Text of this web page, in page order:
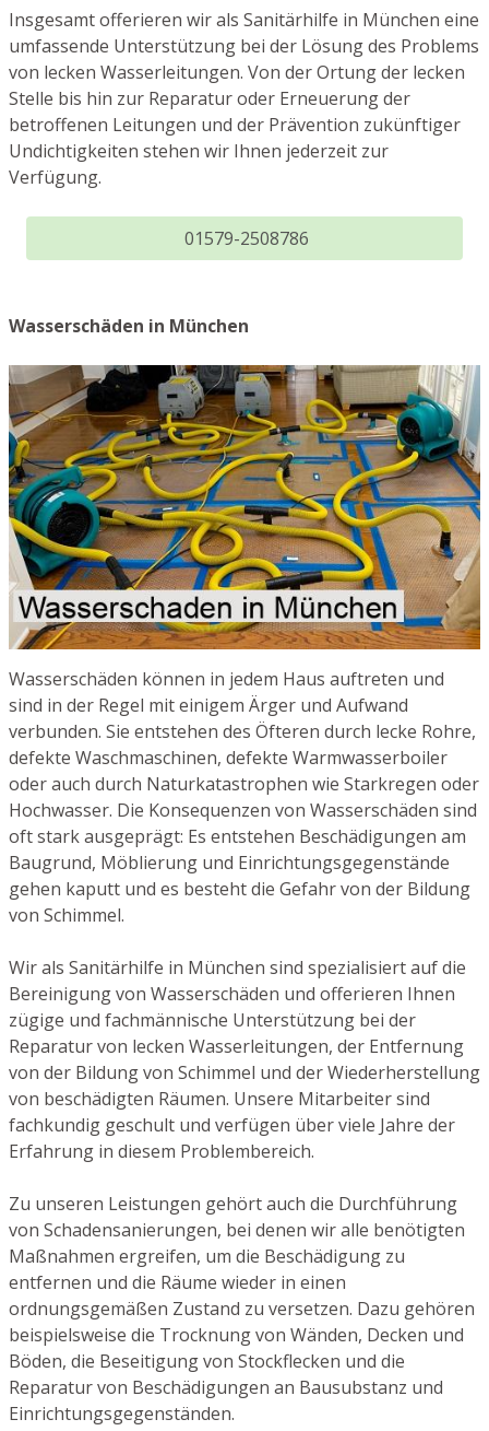
Insgesamt offerieren wir als Sanitärhilfe in München eine
umfassende Unterstützung bei der Lösung des Problems
von lecken Wasserleitungen. Von der Ortung der lecken
Stelle bis hin zur Reparatur oder Erneuerung der
betroffenen Leitungen und der Prävention zukünftiger
Undichtigkeiten stehen wir Ihnen jederzeit zur
Verfügung.
01579-2508786
Wasserschäden in München
Wasserschäden können in jedem Haus auftreten und
sind in der Regel mit einigem Ärger und Aufwand
verbunden. Sie entstehen des Öfteren durch lecke Rohre,
defekte Waschmaschinen, defekte Warmwasserboiler
oder auch durch Naturkatastrophen wie Starkregen oder
Hochwasser. Die Konsequenzen von Wasserschäden sind
oft stark ausgeprägt: Es entstehen Beschädigungen am
Baugrund, Möblierung und Einrichtungsgegenstände
gehen kaputt und es besteht die Gefahr von der Bildung
von Schimmel.
Wir als Sanitärhilfe in München sind spezialisiert auf die
Bereinigung von Wasserschäden und offerieren Ihnen
zügige und fachmännische Unterstützung bei der
Reparatur von lecken Wasserleitungen, der Entfernung
von der Bildung von Schimmel und der Wiederherstellung
von beschädigten Räumen. Unsere Mitarbeiter sind
fachkundig geschult und verfügen über viele Jahre der
Erfahrung in diesem Problembereich.
Zu unseren Leistungen gehört auch die Durchführung
von Schadensanierungen, bei denen wir alle benötigten
Maßnahmen ergreifen, um die Beschädigung zu
entfernen und die Räume wieder in einen
ordnungsgemäßen Zustand zu versetzen. Dazu gehören
beispielsweise die Trocknung von Wänden, Decken und
Böden, die Beseitigung von Stockflecken und die
Reparatur von Beschädigungen an Bausubstanz und
Einrichtungsgegenständen.